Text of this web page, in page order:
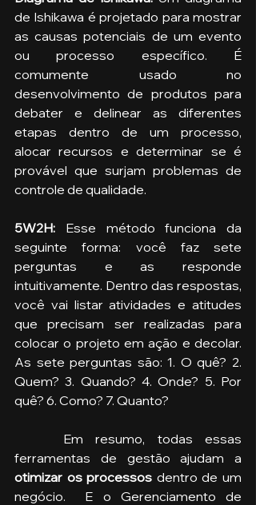
de Ishikawa é projetado para mostrar
as causas potenciais de um evento
ou processo específico. É
comumente usado no
desenvolvimento de produtos para
debater e delinear as diferentes
etapas dentro de um processo,
alocar recursos e determinar se é
provável que surjam problemas de
controle de qualidade.
5W2H: Esse método funciona da
seguinte forma: você faz sete
perguntas e as responde
intuitivamente. Dentro das respostas,
você vai listar atividades e atitudes
que precisam ser realizadas para
colocar o projeto em ação e decolar.
As sete perguntas são: 1. O quê? 2.
Quem? 3. Quando? 4. Onde? 5. Por
quê? 6. Como? 7. Quanto?
ferramentas de gestão ajudam a
otimizar os processos dentro de um
negócio.  E o Gerenciamento de